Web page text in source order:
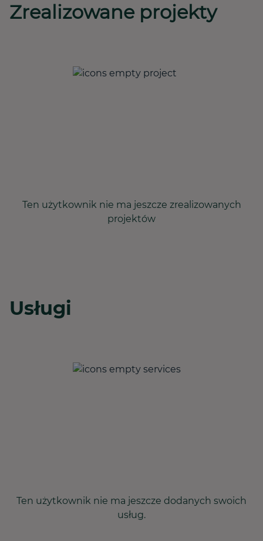
Zrealizowane projekty
Ten użytkownik nie ma jeszcze zrealizowanych
projektów
Usługi
Ten użytkownik nie ma jeszcze dodanych swoich
usług.